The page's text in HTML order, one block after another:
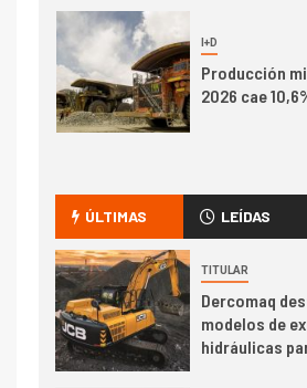
I+D
Producción
2026 cae
crecimiento
Central
trimestre
4 I+D
Informe
Cochilco:
ÚLTIMAS LEÍDAS
TITULAR
Dercomaq
modelos de
hidráulicas